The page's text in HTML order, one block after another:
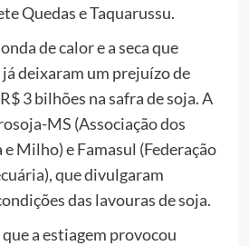
Quedas e Taquarussu.
de calor e a seca que
deixaram um prejuízo de
3 bilhões na safra de soja. A
MS (Associação dos
Milho) e Famasul (Federação
que divulgaram
das lavouras de soja.
a estiagem provocou